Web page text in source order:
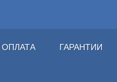
ОПЛАТА ГАРАНТИИ